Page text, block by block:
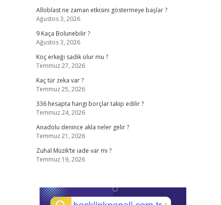
Alloblast ne zaman etkisini göstermeye başlar ?
Ağustos 3, 2026
9 Kaça Bolunebilir ?
Ağustos 3, 2026
Koç erkeği sadık olur mu ?
Temmuz 27, 2026
Kaç tür zeka var ?
Temmuz 25, 2026
336 hesapta hangi borçlar takip edilir ?
Temmuz 24, 2026
Anadolu denince akla neler gelir ?
Temmuz 21, 2026
Zuhal Müzik’te iade var mı ?
Temmuz 19, 2026